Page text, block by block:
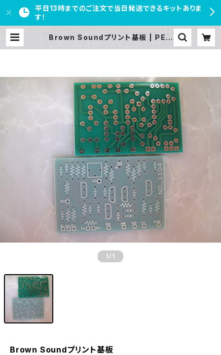
平日13時までのご注文で当日発送できるキットありま
す！
Brown Soundプリント基板 | PED
1 /1
Brown Soundプリント基板